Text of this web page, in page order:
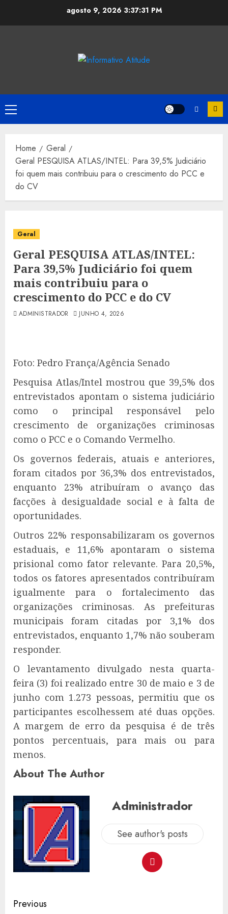
agosto 9, 2026 3:37:31 PM
Primary
Menu
Home
Geral
Geral PESQUISA ATLAS/INTEL: Para 39,5% Judiciário
foi quem mais contribuiu para o crescimento do PCC e
do CV
Geral
Geral PESQUISA ATLAS/INTEL:
Para 39,5% Judiciário foi quem
mais contribuiu para o
crescimento do PCC e do CV
ADMINISTRADOR JUNHO 4, 2026
Foto: Pedro França/Agência Senado
Pesquisa Atlas/Intel mostrou que 39,5% dos
entrevistados apontam o sistema judiciário
como o principal responsável pelo
crescimento de organizações criminosas
como o PCC e o Comando Vermelho.
Os governos federais, atuais e anteriores,
foram citados por 36,3% dos entrevistados,
enquanto 23% atribuíram o avanço das
facções à desigualdade social e à falta de
oportunidades.
Outros 22% responsabilizaram os governos
estaduais, e 11,6% apontaram o sistema
prisional como fator relevante. Para 20,5%,
todos os fatores apresentados contribuíram
igualmente para o fortalecimento das
organizações criminosas. As prefeituras
municipais foram citadas por 3,1% dos
entrevistados, enquanto 1,7% não souberam
responder.
O levantamento divulgado nesta quarta-
feira (3) foi realizado entre 30 de maio e 3 de
junho com 1.273 pessoas, permitiu que os
participantes escolhessem até duas opções.
A margem de erro da pesquisa é de três
pontos percentuais, para mais ou para
menos.
About The Author
Administrador
See author's posts
Post
Previous